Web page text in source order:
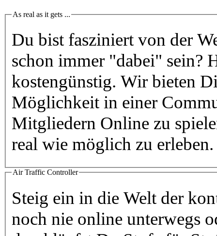
As real as it gets ...
Du bist fasziniert von der
schon immer "dabei" sein?
kostengünstig. Wir bieten
Möglichkeit in einer
Mitgliedern Online zu
real wie möglich zu erleben.
Air Traffic Controller
Steig ein in die Welt der
noch nie online unterwegs